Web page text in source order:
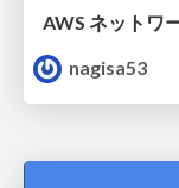
nagisa53